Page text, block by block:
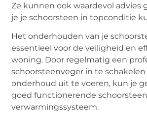
Ze kunnen ook waardevol advies
je je schoorsteen in topconditie
Het onderhouden van je
essentieel voor de veiligheid en
woning. Door regelmatig een
schoorsteenveger in te schakelen
onderhoud uit te voeren, kun je
goed functionerende
verwarmingssysteem.